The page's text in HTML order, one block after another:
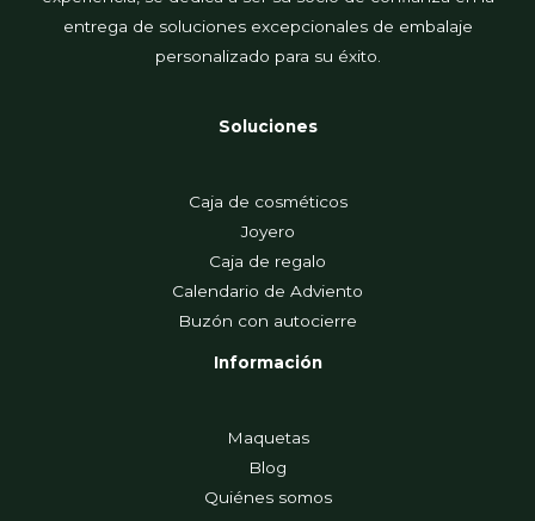
entrega de soluciones excepcionales de embalaje
personalizado para su éxito.
Soluciones
Caja de cosméticos
Joyero
Caja de regalo
Calendario de Adviento
Buzón con autocierre
Información
Maquetas
Blog
Quiénes somos